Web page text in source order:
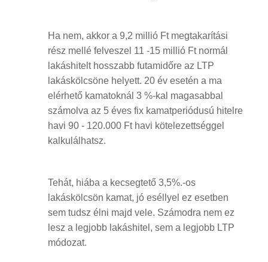
Ha nem, akkor a 9,2 millió Ft megtakarítási
rész mellé felveszel 11 -15 millió Ft normál
lakáshitelt hosszabb futamidőre az LTP
lakáskölcsöne helyett. 20 év esetén a ma
elérhető kamatoknál 3 %-kal magasabbal
számolva az 5 éves fix kamatperiódusú hitelre
havi 90 - 120.000 Ft havi kötelezettséggel
kalkulálhatsz.
Tehát, hiába a kecsegtető 3,5%.-os
lakáskölcsön kamat, jó eséllyel ez esetben
sem tudsz élni majd vele. Számodra nem ez
lesz a legjobb lakáshitel, sem a legjobb LTP
módozat.